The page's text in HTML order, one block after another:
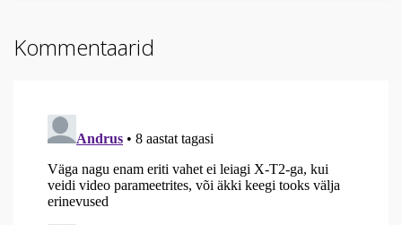
Kommentaarid